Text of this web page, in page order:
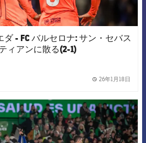
ダ - FC バルセロナ: サン・セバス
ィアンに散る(2-1)
26年1月18日
FCB Barcelona badge